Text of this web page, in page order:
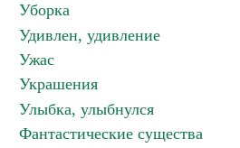
Уборка
Удивлен, удивление
Ужас
Украшения
Улыбка, улыбнулся
Фантастические существа